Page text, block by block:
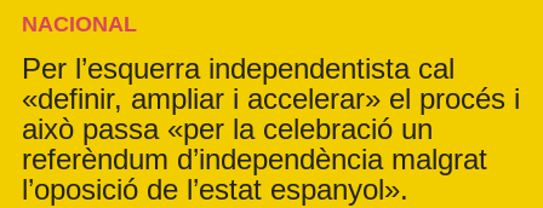
NACIONAL
Per l’esquerra independentista cal
«definir, ampliar i accelerar» el procés i
això passa «per la celebració un
referèndum d’independència malgrat
l’oposició de l’estat espanyol».